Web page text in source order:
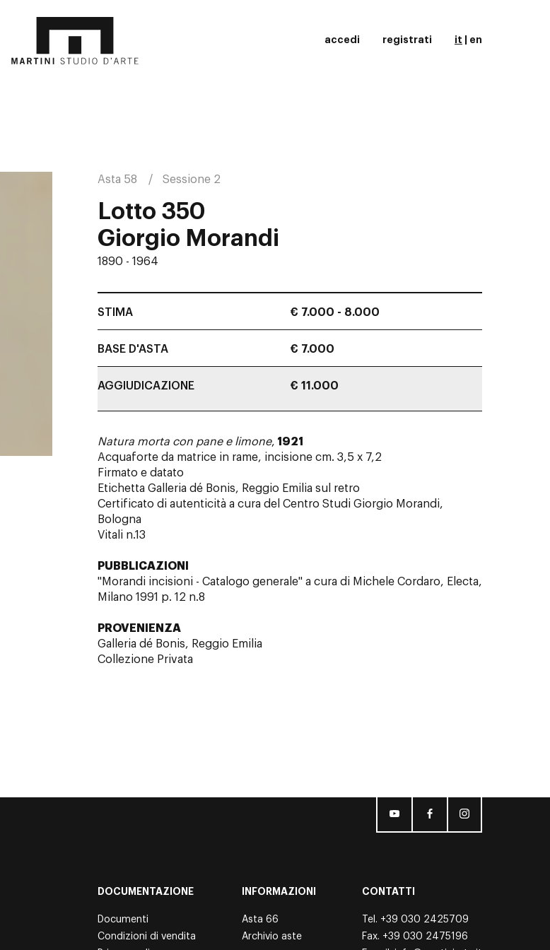
accedi registrati it en
Asta 58 Sessione 2
Lotto 350
Giorgio Morandi
1890 - 1964
STIMA € 7.000 - 8.000
BASE D'ASTA € 7.000
AGGIUDICAZIONE € 11.000
Natura morta con pane e limone, 1921
Acquaforte da matrice in rame, incisione cm. 3,5 x 7,2
Firmato e datato
Etichetta Galleria dé Bonis, Reggio Emilia sul retro
Certificato di autenticità a cura del Centro Studi Giorgio Morandi,
Bologna
Vitali n.13
PUBBLICAZIONI
"Morandi incisioni - Catalogo generale" a cura di Michele Cordaro, Electa,
Milano 1991 p. 12 n.8
PROVENIENZA
Galleria dé Bonis, Reggio Emilia
Collezione Privata
DOCUMENTAZIONE
Documenti
Condizioni di vendita
INFORMAZIONI
Asta 66
Archivio aste
CONTATTI
Tel. +39 030 2425709
Fax. +39 030 2475196